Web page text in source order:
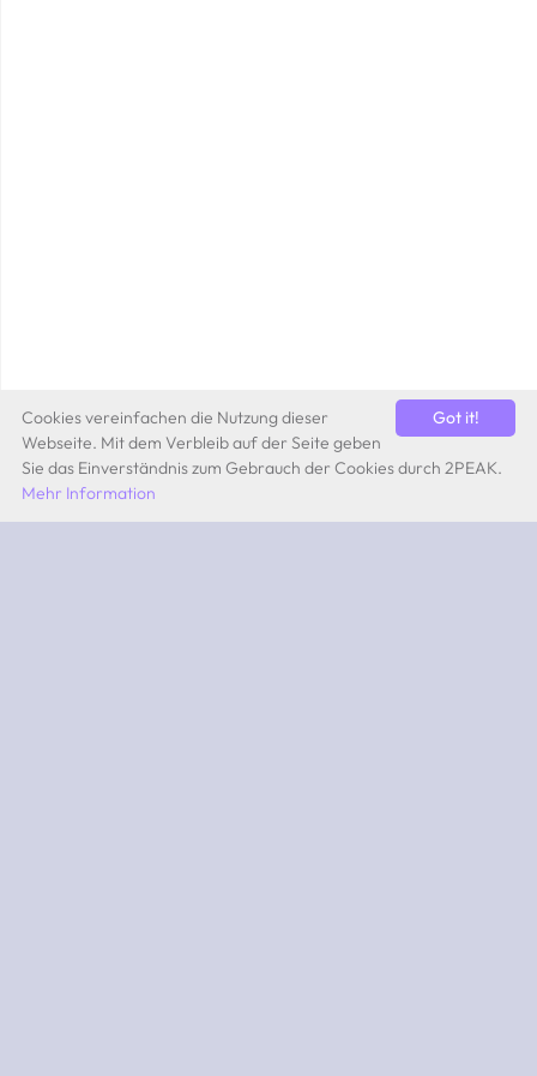
Got it!
Cookies vereinfachen die Nutzung dieser
Webseite. Mit dem Verbleib auf der Seite geben
Sie das Einverständnis zum Gebrauch der Cookies durch 2PEAK.
Mehr Information